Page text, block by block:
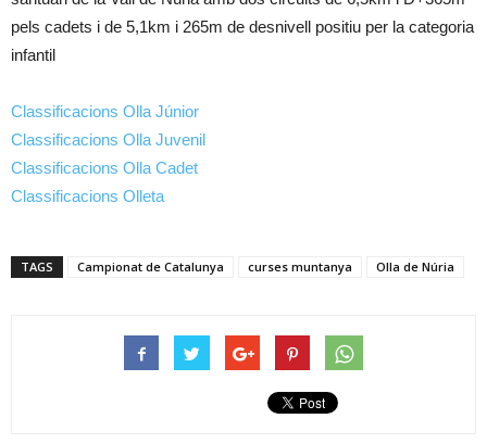
pels cadets i de 5,1km i 265m de desnivell positiu per la categoria
infantil
Classificacions Olla Júnior
Classificacions Olla Juvenil
Classificacions Olla Cadet
Classificacions Olleta
TAGS Campionat de Catalunya curses muntanya Olla de Núria